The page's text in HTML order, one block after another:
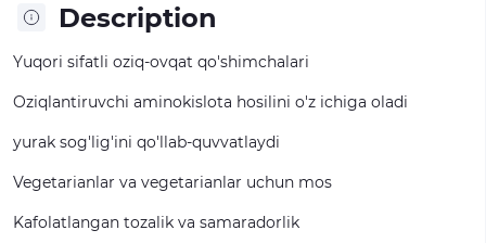
Description
Yuqori sifatli oziq-ovqat qo'shimchalari
Oziqlantiruvchi aminokislota hosilini o'z ichiga oladi
yurak sog'lig'ini qo'llab-quvvatlaydi
Vegetarianlar va vegetarianlar uchun mos
Kafolatlangan tozalik va samaradorlik